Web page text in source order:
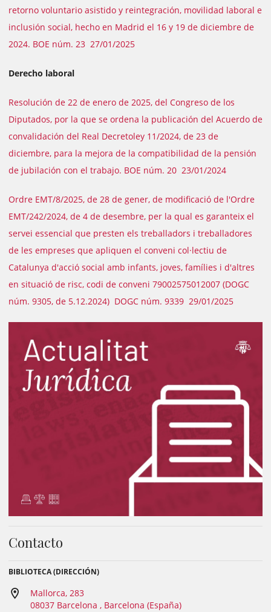
retorno voluntario asistido y reintegración, movilidad laboral e
inclusión social, hecho en Madrid el 16 y 19 de diciembre de
2024. BOE núm. 23 27/01/2025
Derecho laboral
Resolución de 22 de enero de 2025, del Congreso de los
Diputados, por la que se ordena la publicación del Acuerdo de
convalidación del Real Decretoley 11/2024, de 23 de
diciembre, para la mejora de la compatibilidad de la pensión
de jubilación con el trabajo. BOE núm. 20 23/01/2024
Ordre EMT/8/2025, de 28 de gener, de modificació de l'Ordre
EMT/242/2024, de 4 de desembre, per la qual es garanteix el
servei essencial que presten els treballadors i treballadores
de les empreses que apliquen el conveni col·lectiu de
Catalunya d'acció social amb infants, joves, famílies i d'altres
en situació de risc, codi de conveni 79002575012007 (DOGC
núm. 9305, de 5.12.2024) DOGC núm. 9339 29/01/2025
Contacto
BIBLIOTECA (DIRECCIÓN)
Mallorca, 283
08037 Barcelona , Barcelona (España)